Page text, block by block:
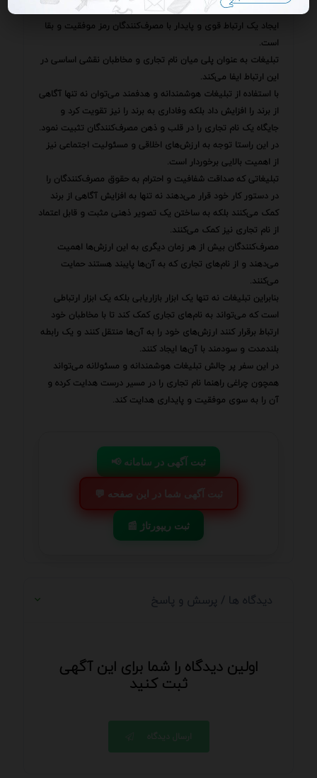
ی که هر روز شاهد ظهور و سقوط نام‌های تجاری هستیم توانایی
ایجاد یک ارتباط قوی و پایدار با مصرف‌کنندگان رمز موفقیت و بقا
است.
تبلیغات به عنوان پلی میان نام تجاری و مخاطبان نقشی اساسی در
این ارتباط ایفا می‌کند.
با استفاده از تبلیغات هوشمندانه و هدفمند می‌توان نه تنها آگاهی
از برند را افزایش داد بلکه وفاداری به برند را نیز تقویت کرد و
جایگاه یک نام تجاری را در قلب و ذهن مصرف‌کنندگان تثبیت نمود.
در این راستا توجه به ارزش‌های اخلاقی و مسئولیت اجتماعی نیز
از اهمیت بالایی برخوردار است.
تبلیغاتی که صداقت شفافیت و احترام به حقوق مصرف‌کنندگان را
در دستور کار خود قرار می‌دهند نه تنها به افزایش آگاهی از برند
کمک می‌کنند بلکه به ساختن یک تصویر ذهنی مثبت و قابل اعتماد
از نام تجاری نیز کمک می‌کنند.
مصرف‌کنندگان بیش از هر زمان دیگری به این ارزش‌ها اهمیت
می‌دهند و از نام‌های تجاری که به آن‌ها پایبند هستند حمایت
می‌کنند.
بنابراین تبلیغات نه تنها یک ابزار بازاریابی بلکه یک ابزار ارتباطی
است که می‌تواند به نام‌های تجاری کمک کند تا با مخاطبان خود
ارتباط برقرار کنند ارزش‌های خود را به آن‌ها منتقل کنند و یک رابطه
بلندمدت و سودمند با آن‌ها ایجاد کنند.
در این سفر پر چالش تبلیغات هوشمندانه و مسئولانه می‌تواند
همچون چراغی راهنما نام تجاری را در مسیر درست هدایت کرده و
آن را به سوی موفقیت و پایداری هدایت کند.
📢 ثبت آگهی در سامانه
💬 ثبت آگهی شما در این صفحه
📰 ثبت ریپورتاژ
دیدگاه ها / پرسش و پاسخ
اولین دیدگاه را شما برای این آگهی
ثبت کنید
ارسال دیدگاه